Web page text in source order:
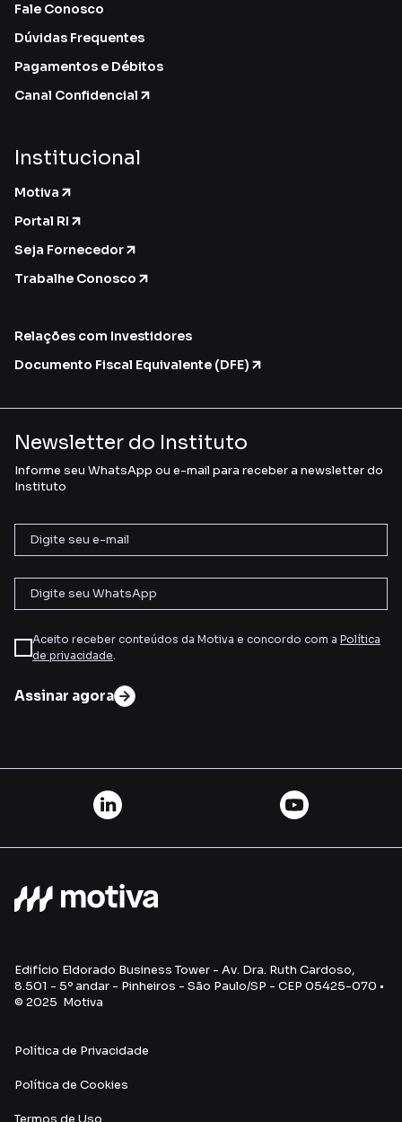
Fale Conosco
Dúvidas Frequentes
Pagamentos e Débitos
Canal Confidencial
Institucional
Motiva
Portal RI
Seja Fornecedor
Trabalhe Conosco
Relações com Investidores
Documento Fiscal Equivalente (DFE)
Newsletter do Instituto
Informe seu WhatsApp ou e-mail para receber a newsletter do
Instituto
Aceito receber conteúdos da Motiva e concordo com a Política
de privacidade.
Assinar agora
Edifício Eldorado Business Tower - Av. Dra. Ruth Cardoso,
8.501 - 5º andar - Pinheiros - São Paulo/SP - CEP 05425-070 •
© 2025 Motiva
Política de Privacidade
Política de Cookies
Termos de Uso